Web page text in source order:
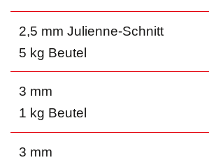
2,5 mm Julienne-Schnitt
5 kg Beutel
3 mm
1 kg Beutel
3 mm